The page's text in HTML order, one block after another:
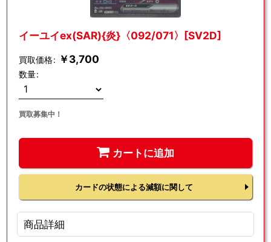
イーユイex(SAR){炎}〈092/071〉[SV2D]
買取価格: ￥3,700
数量:
買取募集中！
カートに追加
カードの状態による減額に関して
商品詳細